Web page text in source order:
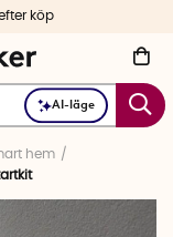
AI-läge
köp
hem